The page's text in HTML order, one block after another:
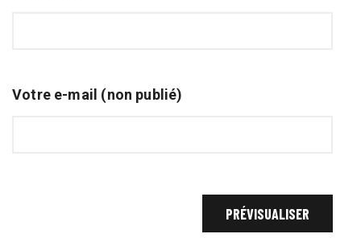
Votre e-mail (non publié)